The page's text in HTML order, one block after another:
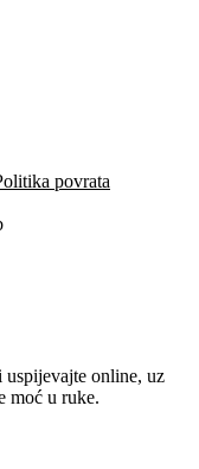
povrata
online, uz
moć u ruke.